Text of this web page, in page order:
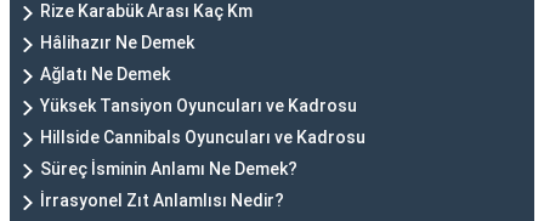
Rize Karabük Arası Kaç Km
Hâlihazır Ne Demek
Ağlatı Ne Demek
Yüksek Tansiyon Oyuncuları ve Kadrosu
Hillside Cannibals Oyuncuları ve Kadrosu
Süreç İsminin Anlamı Ne Demek?
İrrasyonel Zıt Anlamlısı Nedir?